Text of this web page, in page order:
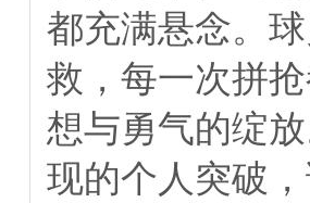
都充满悬念。
救，每一次拼
想与勇气的绽
现的个人突破